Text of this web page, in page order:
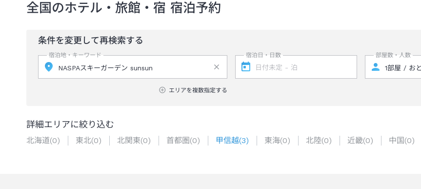
全国のホテル・旅館・宿 宿泊予約
条件を変更して再検索する
宿泊地・キーワード
エリアを複数指定する
宿泊日・日数 部屋数・人数
詳細エリアに絞り込む
北海道(0) 東北(0) 北関東(0) 首都圏(0) 甲信越(3) 東海(0) 北陸(0) 近畿(0) 中国(0)